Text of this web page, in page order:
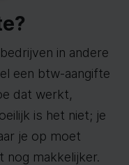
in andere
een btw-aangifte
dat werkt,
is het niet; je
je op moet
nog makkelijker.